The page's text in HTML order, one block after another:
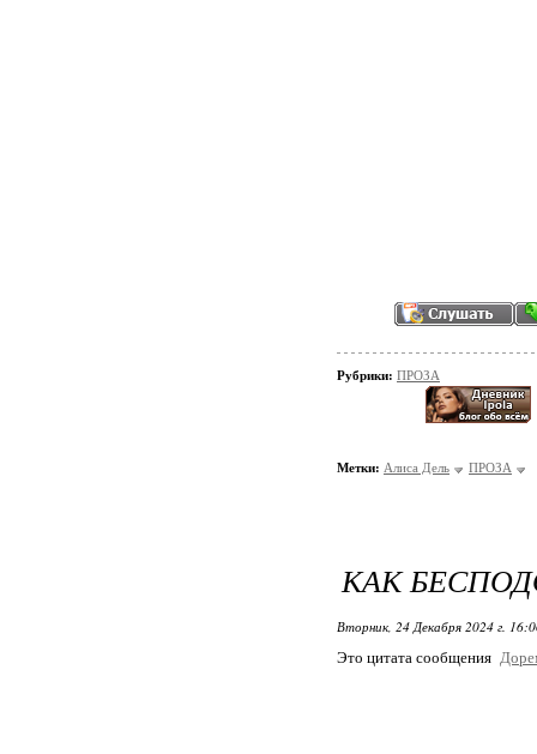
Рубрики: ПРОЗА
Метки: Алиса Дель ПРОЗА
КАК
Вторник, 24 Декабря 2024 г.
Это цитата сообщения